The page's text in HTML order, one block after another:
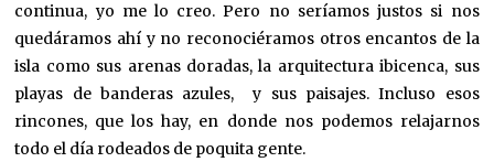
continua, yo me lo creo. Pero no seríamos justos si nos
quedáramos ahí y no reconociéramos otros encantos de la
isla como sus arenas doradas, la arquitectura ibicenca, sus
playas de banderas azules, y sus paisajes. Incluso esos
rincones, que los hay, en donde nos podemos relajarnos
todo el día rodeados de poquita gente.